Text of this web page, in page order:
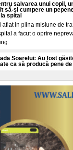
salvarea unui copil,
să-și cumpere un
spital
aflat in plina misiune de
a facut o oprire
Soarelui: Au fost
ca să producă pene
de Administrare a
asupra unui pericol tot
(A
alimentelor ating cel
jumătate, pe fondul
ca vremea afecteaza
Ucraina și Iran